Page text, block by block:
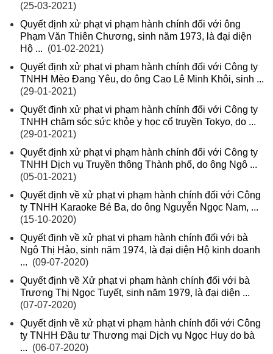
(25-03-2021)
Quyết định xử phạt vi phạm hành chính đối với ông
Phạm Văn Thiên Chương, sinh năm 1973, là đại diện
Hộ ... (01-02-2021)
Quyết định xử phạt vi phạm hành chính đối với Công ty
TNHH Mèo Đang Yêu, do ông Cao Lê Minh Khôi, sinh ...
(29-01-2021)
Quyết định xử phạt vi phạm hành chính đối với Công ty
TNHH chăm sóc sức khỏe y học cổ truyền Tokyo, do ...
(29-01-2021)
Quyết định xử phạt vi phạm hành chính đối với Công ty
TNHH Dịch vụ Truyền thông Thành phố, do ông Ngô ...
(05-01-2021)
Quyết định về xử phạt vi phạm hành chính đối với Công
ty TNHH Karaoke Bé Ba, do ông Nguyễn Ngọc Nam, ...
(15-10-2020)
Quyết định về xử phạt vi phạm hành chính đối với bà
Ngô Thị Hảo, sinh năm 1974, là đại diện Hộ kinh doanh
... (09-07-2020)
Quyết định về Xử phạt vi phạm hành chính đối với bà
Trương Thị Ngọc Tuyết, sinh năm 1979, là đại diện ...
(07-07-2020)
Quyết định về xử phạt vi phạm hành chính đối với Công
ty TNHH Đầu tư Thương mại Dịch vụ Ngọc Huy do bà
... (06-07-2020)